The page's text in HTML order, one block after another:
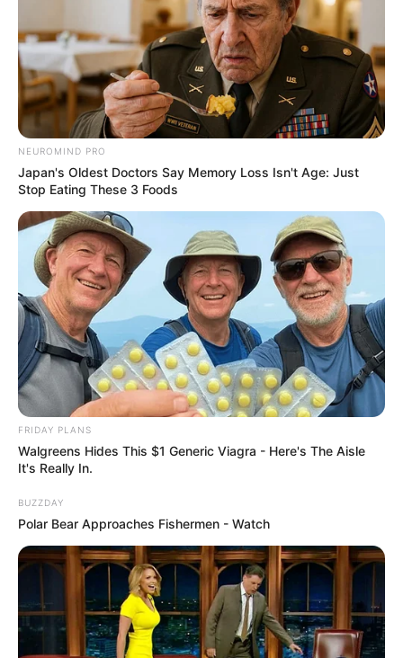
einzigartigen Modellausstellung: Miniaturbauern, die
mit ihren Treckern vom Bauernhof aufs Feld
unterwegs sind, um den Mais zu ernten und dabei
erst ein paar Wildschweine verscheuchen müssen,
Felder und Wiesen in verschiedenen Jahreszeiten,
auf denen historische und neuzeitliche Maschinen
im Einsatz sind, zahlreiche Weiden mit den
angelegte Bauernhöfe, die liebevoll und naturgetreu
Entdeckerherz. Die field & fun KIDS Highlights: Die
Siku-Control-Spielfläche mit ferngesteuerten
Modellen und Trettraktoren zum Austoben! Auch
ideal für Kindergeburtstage! Informationen unterww
w.fieldandfun.de. Eingetragen von funny.
Abenteuer Dschungelland, Subtropisches
Badeparadies sowie Wasserski-und Wakeboard
Anlage - Drei beliebte Freizeiteinrichtungen im
Ostseebad Weißenhäuser Strand. Die
verschiedenartigen Erlebniswelten, die sowohl
Innen- als auch Außenbereiche besitzen, bieten
großen und kleinen Besuchern viele Abenteuer- und
Spaßmöglichkeiten. Informationen unter
enhaeuserstrand.de.
Ostsee Aquarium & Meeresmuseum in in Klausdorf
bei Heiligenhafen - Die Ostsee ist das größte
Brackwassermeer der Welt. Sie verdankt ihre
Entstehung dem gigantischen Panzer der letzten
Eiszeit. Als er zurückwich, reagierten die
NEUROMIND PRO
Japan's Oldest Doctors Say Memory Loss Isn't Age: Just
Stop Eating These 3 Foods
FRIDAY PLANS
Walgreens Hides This $1 Generic Viagra - Here's The Aisle
It's Really In.
BUZZDAY
Polar Bear Approaches Fishermen - Watch